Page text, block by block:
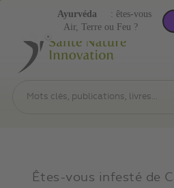
Êtes-vous infesté de
Air, Terre ou Feu ?
Ayurvéda : êtes-vous